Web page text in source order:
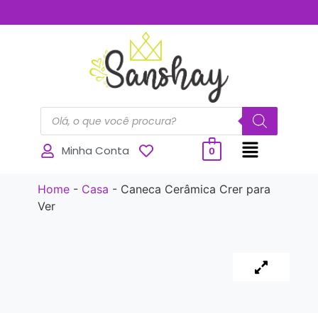
Minha Conta 0
Home- Casa - Caneca Cerâmica Crer para
Ver